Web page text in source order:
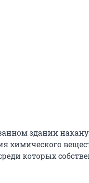
здании
химического
которых